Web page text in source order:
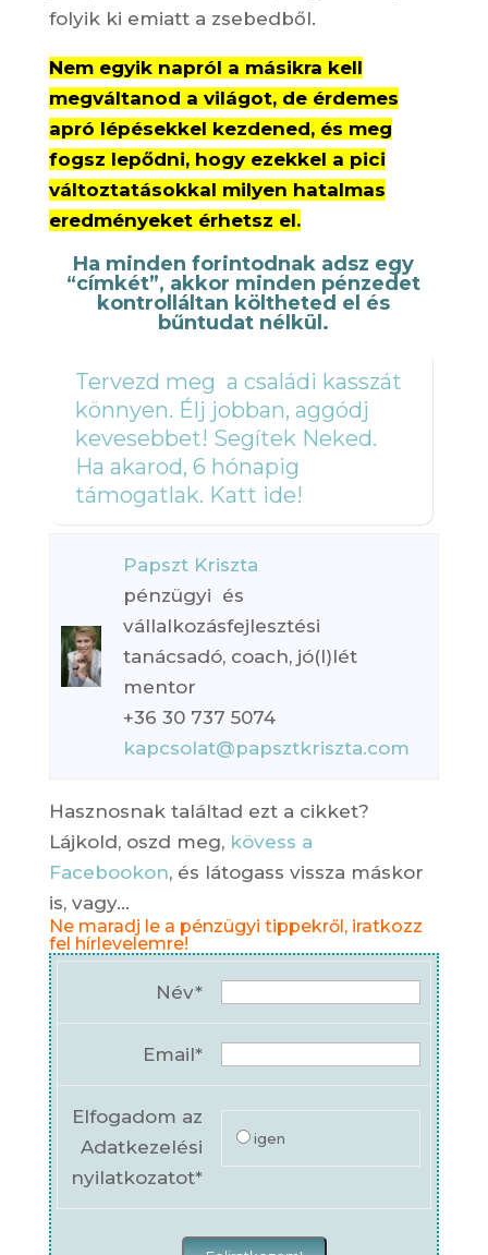
folyik ki emiatt a zsebedből.
Nem egyik napról a másikra kell
megváltanod a világot, de érdemes
apró lépésekkel kezdened, és meg
fogsz lepődni, hogy ezekkel a pici
változtatásokkal milyen hatalmas
eredményeket érhetsz el.
Ha minden forintodnak adsz egy
“címkét”, akkor minden pénzedet
kontrolláltan költheted el és
bűntudat nélkül.
Tervezd meg a családi kasszát
könnyen. Élj jobban, aggódj
kevesebbet! Segítek Neked.
Ha akarod, 6 hónapig
támogatlak. Katt ide!
Papszt Kriszta
pénzügyi és
vállalkozásfejlesztési
tanácsadó, coach, jó(l)lét
mentor
+36 30 737 5074
kapcsolat@papsztkriszta.com
Hasznosnak találtad ezt a cikket?
Lájkold, oszd meg, kövess a
Facebookon, és látogass vissza máskor
is, vagy…
Ne maradj le a pénzügyi tippekről, iratkozz
fel hírlevelemre!
Név*
Email*
Elfogadom az
Adatkezelési
nyilatkozatot*
igen